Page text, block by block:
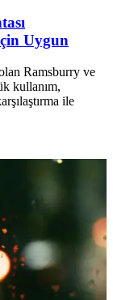
Uygun
Ramsburry ve
kullanım,
ile